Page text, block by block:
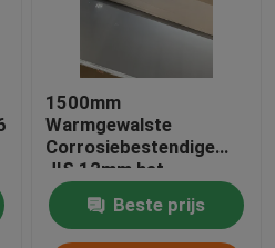
1500mm
Warmgewalste
Corrosiebestendige
JIS 12mm het
Roestvrije staalplaat
van het Roestvrij
staalblad
Beste prijs